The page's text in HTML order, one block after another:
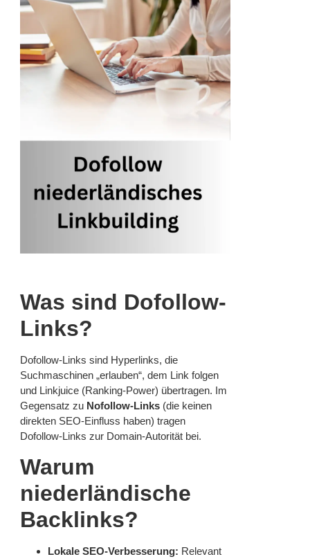
Was sind Dofollow-
Links?
Dofollow-Links sind Hyperlinks, die
Suchmaschinen „erlauben“, dem Link folgen
und Linkjuice (Ranking-Power) übertragen. Im
Gegensatz zu Nofollow-Links (die keinen
direkten SEO-Einfluss haben) tragen
Dofollow-Links zur Domain-Autorität bei.
Warum
niederländische
Backlinks?
Lokale SEO-Verbesserung: Relevant